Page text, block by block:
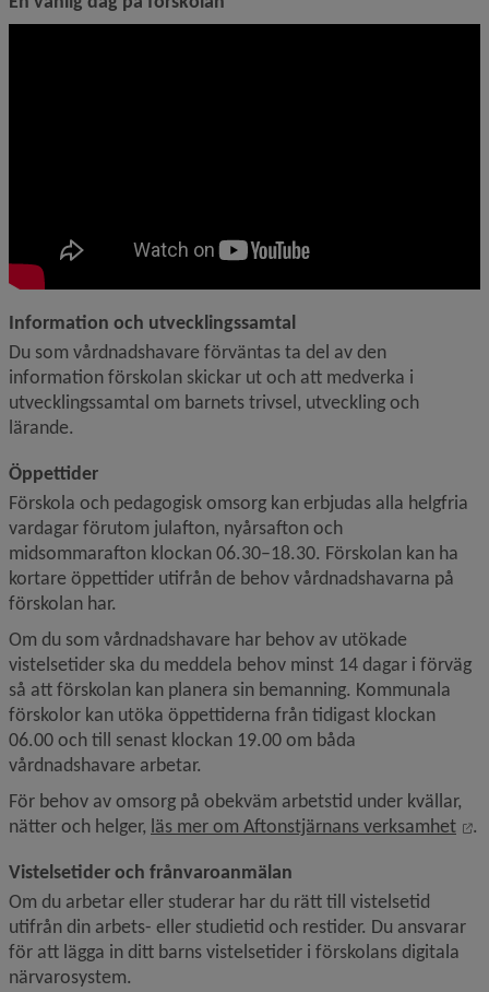
Information och utvecklingssamtal
Du som vårdnadshavare förväntas ta del av den
information förskolan skickar ut och att medverka i
utvecklingssamtal om barnets trivsel, utveckling och
lärande.
Öppettider
Förskola och pedagogisk omsorg kan erbjudas alla helgfria
vardagar förutom julafton, nyårsafton och
midsommarafton klockan 06.30–18.30. Förskolan kan ha
kortare öppettider utifrån de behov vårdnadshavarna på
förskolan har.
Om du som vårdnadshavare har behov av utökade
vistelsetider ska du meddela behov minst 14 dagar i förväg
så att förskolan kan planera sin bemanning. Kommunala
förskolor kan utöka öppettiderna från tidigast klockan
06.00 och till senast klockan 19.00 om båda
vårdnadshavare arbetar.
För behov av omsorg på obekväm arbetstid under kvällar,
nätter och helger, läs mer om Aftonstjärnans verksamhet
.
Vistelsetider och frånvaroanmälan
Om du arbetar eller studerar har du rätt till vistelsetid
utifrån din arbets- eller studietid och restider. Du ansvarar
för att lägga in ditt barns vistelsetider i förskolans digitala
närvarosystem.